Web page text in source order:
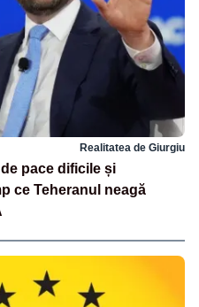
Realitatea de Giurgiu
pace dificile și
ce Teheranul neagă